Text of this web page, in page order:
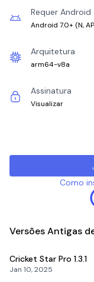
Requer Android
Android 7.0+ (N,
Arquitetura
arm64-v8a
Assinatura
Visualizar
Como
Versões Antigas
Cricket Star Pro 1.3.1
Jan 10, 2025